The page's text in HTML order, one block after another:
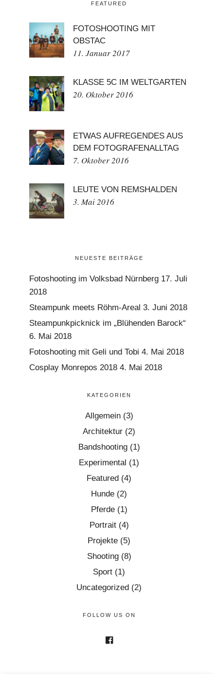
FEATURED
FOTOSHOOTING MIT
OBSTAC
11. Januar 2017
KLASSE 5C IM WELTGARTEN
20. Oktober 2016
ETWAS AUFREGENDES AUS
DEM FOTOGRAFENALLTAG
7. Oktober 2016
LEUTE VON REMSHALDEN
3. Mai 2016
NEUESTE BEITRÄGE
Fotoshooting im Volksbad Nürnberg 17. Juli
2018
Steampunk meets Röhm-Areal 3. Juni 2018
Steampunkpicknick im „Blühenden Barock“
6. Mai 2018
Fotoshooting mit Geli und Tobi 4. Mai 2018
Cosplay Monrepos 2018 4. Mai 2018
KATEGORIEN
Allgemein(3)
Architektur (2)
Bandshooting(1)
Experimental (1)
Featured (4)
Hunde (2)
Pferde(1)
Portrait(4)
Projekte (5)
Shooting(8)
Sport (1)
Uncategorized (2)
FOLLOW US ON